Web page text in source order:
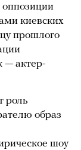
киевских
прошлого
— актер-
роль
образ
шоу